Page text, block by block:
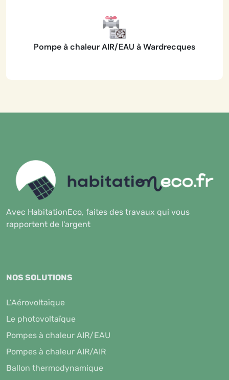
Pompe à chaleur AIR/EAU à Wardrecques
Avec HabitationEco, faites des travaux qui vous
rapportent de l'argent
NOS SOLUTIONS
L’Aérovoltaïque
Le photovoltaïque
Pompes à chaleur AIR/EAU
Pompes à chaleur AIR/AIR
Ballon thermodynamique